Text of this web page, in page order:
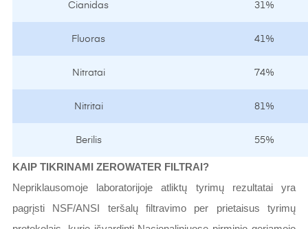
Cianidas 31%
Fluoras 41%
Nitratai 74%
Nitritai 81%
Berilis 55%
KAIP TIKRINAMI ZEROWATER FILTRAI?
Nepriklausomoje laboratorijoje atliktų tyrimų rezultatai yra
pagrįsti NSF/ANSI teršalų filtravimo per prietaisus tyrimų